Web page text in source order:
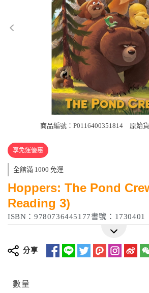
商品編號：P0116400351814 原始
享免運優惠
全館滿 1000 免運
Hoppers: The Pond
Reading 3)
ISBN：9780736445177書號：1730401
分享
數量